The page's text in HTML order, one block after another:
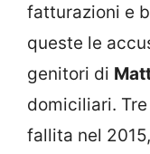
fatturazioni e
queste le
genitori di
domiciliari.
fallita nel